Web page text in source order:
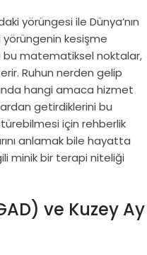
yörüngesi ile Dünya’nın
kesişme
bu matematiksel noktalar,
Ruhun nerden gelip
hangi amaca hizmet
getirdiklerini bu
için rehberlik
anlamak bile hayatta
minik bir terapi niteliği
ve Kuzey Ay